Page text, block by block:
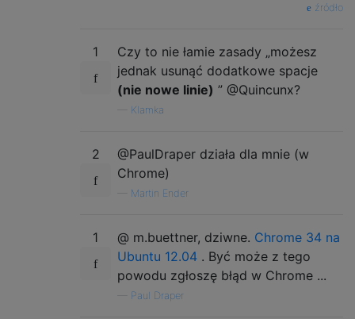
źródło
1
Czy to nie łamie zasady „możesz
jednak usunąć dodatkowe spacje
(nie nowe linie) ” @Quincunx?
Klamka
2
@PaulDraper działa dla mnie (w
Chrome)
Martin Ender
1 @ m.buettner, dziwne. Chrome 34 na
Ubuntu 12.04 . Być może z tego
powodu zgłoszę błąd w Chrome ...
Paul Draper